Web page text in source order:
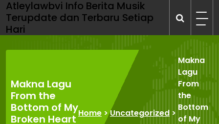
Skip
to
content
Atleylawbvi Info Berita Musik
Terupdate dan Terbaru Setiap
Hari
Makna Lagu
From the
Bottom of My
Broken Heart Home >Uncategorized >
Makna
Lagu
From
the
Bottom
of My